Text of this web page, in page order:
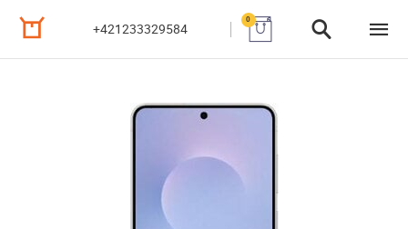
+421233329584
0